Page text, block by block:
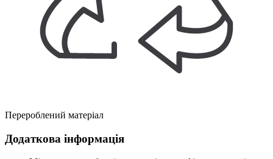
Перероблений матеріал
Додаткова інформація